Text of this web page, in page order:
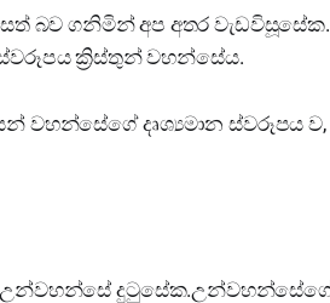
බව ගනිමින් අප අතර වැඩවිසූසේක.
ස්වරූපය ක්‍රිස්තුන් වහන්සේය.
වහන්සේගේ දෘශ්‍යමාන ස්වරූපය